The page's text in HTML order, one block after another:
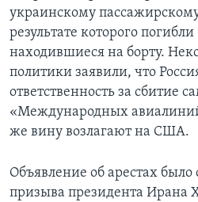
украинскому
результате которого погибли
находившиеся на борту.
политики заявили, что
ответственность за сбитие
«Международных
же вину возлагают на США.
Объявление об арестах было
призыва президента Ирана